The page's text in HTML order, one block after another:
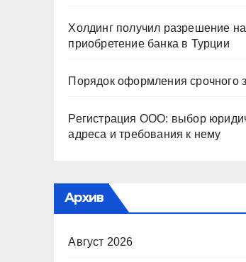
Холдинг получил разрешение на
приобретение банка в Турции
Порядок оформления срочного
Регистрация ООО: выбор
адреса и требования к нему
Архив
Август 2026